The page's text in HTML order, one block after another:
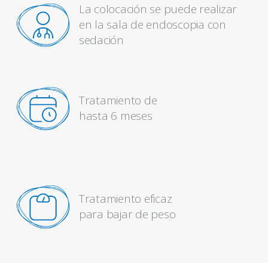
La colocación se puede realizar
en la sala de endoscopia con
sedación
Tratamiento de
hasta 6 meses
Tratamiento eficaz
para bajar de peso